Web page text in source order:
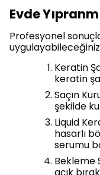
Evde
Profesyonel
Keratin
keratin
Saçın
şekilde
Liquid
hasarlı
serumu
Bekleme